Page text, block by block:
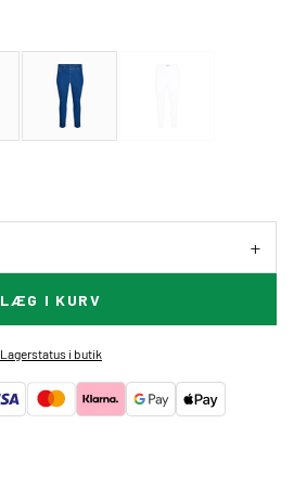
LÆG I KURV
Lagerstatus i butik